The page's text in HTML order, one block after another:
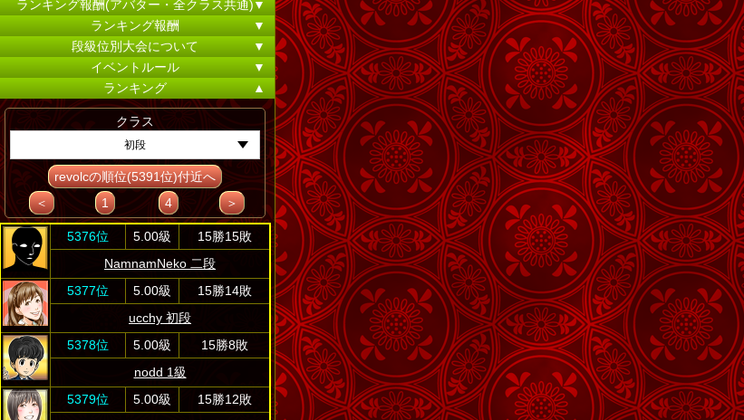
ランキング報酬(アバター・全クラス共通)▼
ランキング報酬
▼
段級位別大会について
▼
イベントルール
▼
ランキング
▲
クラス
初段
revolcの順位(5391位)付近へ
＜
1 4 ＞
5376位 5.00級
15勝15敗
NamnamNeko 二段
5377位
5.00級
15勝14敗
ucchy 初段
5378位
5.00級
15勝8敗
nodd 1級
5379位
5.00級
15勝12敗